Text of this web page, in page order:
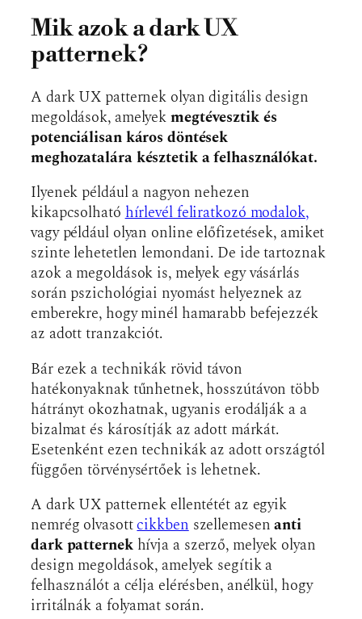
Mik azok a dark UX
patternek?
A dark UX patternek olyan digitális design
megoldások, amelyekmegtévesztik és
potenciálisan káros döntések
meghozatalára késztetik a felhasználókat.
Ilyenek például a nagyon nehezen
kikapcsolhatóhírlevél feliratkozó modalok,
vagy például olyan online előfizetések, amiket
szinte lehetetlen lemondani. De ide tartoznak
azok a megoldások is, melyek egy vásárlás
során pszichológiai nyomást helyeznek az
emberekre, hogy minél hamarabb befejezzék
az adott tranzakciót.
Bár ezek a technikák rövid távon
hatékonyaknak tűnhetnek, hosszútávon több
hátrányt okozhatnak, ugyanis erodálják a a
bizalmat és károsítják az adott márkát.
Esetenként ezen technikák az adott országtól
függően törvénysértőek is lehetnek.
A dark UX patternek ellentétét az egyik
nemrég olvasottcikkbenszellemesenanti
dark patternekhívja a szerző, melyek olyan
design megoldások, amelyek segítik a
felhasználót a célja elérésben, anélkül, hogy
irritálnák a folyamat során.